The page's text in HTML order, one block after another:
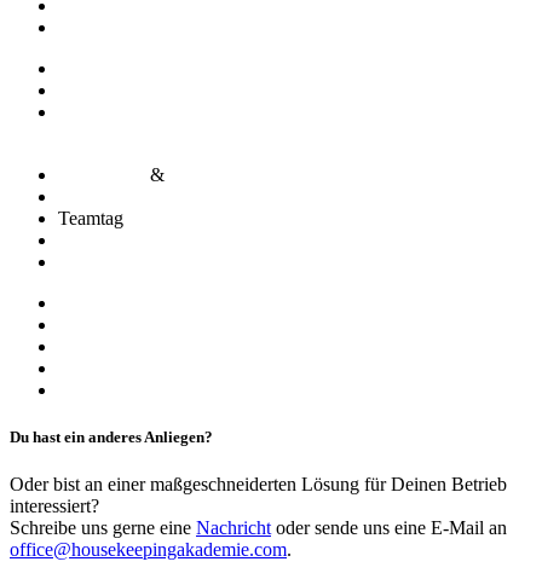
&
Teamtag
Du hast ein anderes Anliegen?
Oder bist an einer maßgeschneiderten Lösung für Deinen Betrieb
interessiert?
Schreibe uns gerne eine Nachricht oder sende uns eine E-Mail an
office@housekeepingakademie.com.